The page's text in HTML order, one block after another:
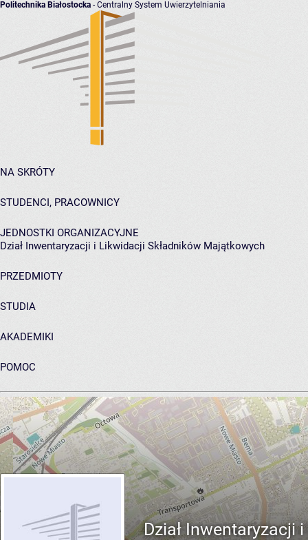
Politechnika Białostocka - Centralny System Uwierzytelniania
NA SKRÓTY
STUDENCI, PRACOWNICY
JEDNOSTKI ORGANIZACYJNE
Dział Inwentaryzacji i Likwidacji Składników Majątkowych
PRZEDMIOTY
STUDIA
AKADEMIKI
POMOC
ARCHIWUM PRAC DYPLOMOWYCH
Dział Inwentaryzacji